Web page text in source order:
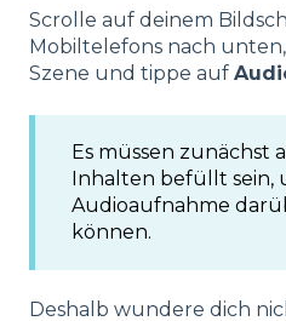
Scrolle auf deinem
Mobiltelefons nach
Szene und tippe auf
Es müssen zunächst
Inhalten befüllt sein,
Audioaufnahme
können.
Deshalb wundere dich